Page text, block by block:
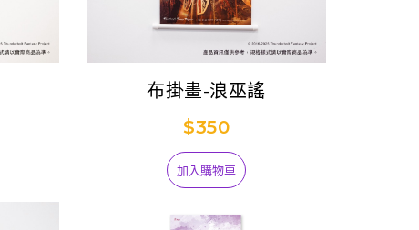
布掛畫-浪巫謠
$350
加入購物車